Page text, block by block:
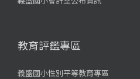
教育評鑑專區
義盛國小性別平等教育專區